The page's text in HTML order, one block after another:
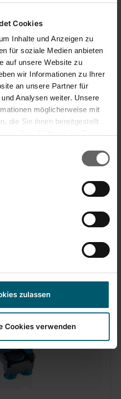
Cookies
Inhalte und Anzeigen zu
für soziale Medien anbieten
auf unsere Website zu
wir Informationen zu Ihrer
an unsere Partner für
Analysen weiter. Unsere
möglicherweise mit
die Sie ihnen bereitgestellt
Webseite weiterhin nutzen.
zulassen
Cookies verwenden
le parmesan et les légumes